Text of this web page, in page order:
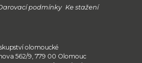
olomoucké
562/9, 779 00 Olomouc
podmínky Ke stažení